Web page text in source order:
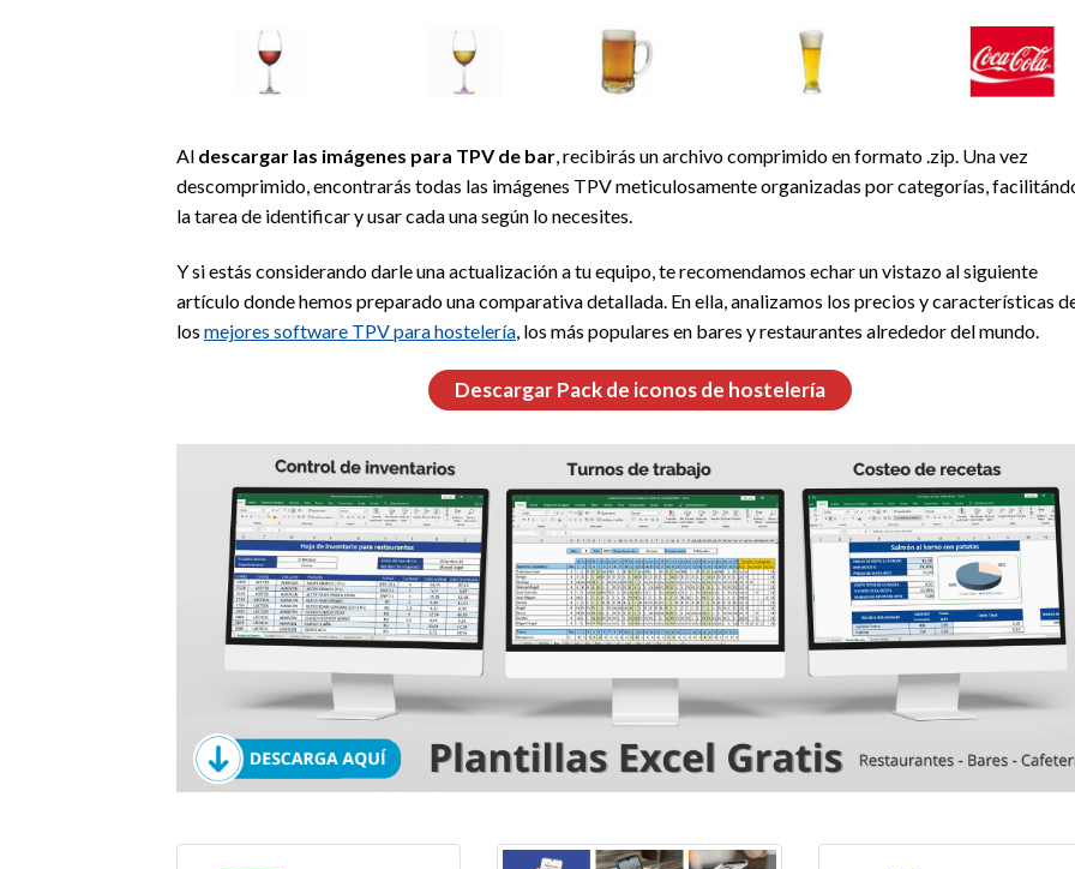
Al descargar las imágenes para TPV de bar, recibirás un archivo comprimido en formato .zip. Una vez
descomprimido, encontrarás todas las imágenes TPV meticulosamente organizadas por categorías,
la tarea de identificar y usar cada una según lo necesites.
Y si estás considerando darle una actualización a tu equipo, te recomendamos echar un vistazo al siguiente
artículo donde hemos preparado una comparativa detallada. En ella, analizamos los precios y características
los mejores software TPV para hostelería , los más populares en bares y restaurantes alrededor del mundo.
Descargar Pack de iconos de hostelería